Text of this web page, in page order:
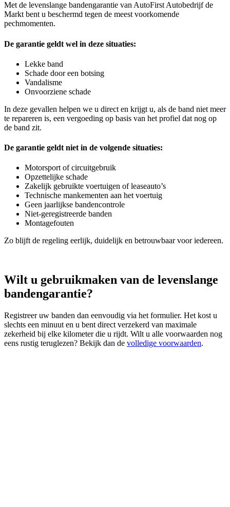
Met de levenslange bandengarantie van AutoFirst Autobedrijf de
Markt bent u beschermd tegen de meest voorkomende
pechmomenten.
De garantie geldt wel in deze situaties:
Lekke band
Schade door een botsing
Vandalisme
Onvoorziene schade
In deze gevallen helpen we u direct en krijgt u, als de band niet meer
te repareren is, een vergoeding op basis van het profiel dat nog op
de band zit.
De garantie geldt niet in de volgende situaties:
Motorsport of circuitgebruik
Opzettelijke schade
Zakelijk gebruikte voertuigen of leaseauto’s
Technische mankementen aan het voertuig
Geen jaarlijkse bandencontrole
Niet‑geregistreerde banden
Montagefouten
Zo blijft de regeling eerlijk, duidelijk en betrouwbaar voor iedereen.
Wilt u gebruikmaken van de levenslange
bandengarantie?
Registreer uw banden dan eenvoudig via het formulier. Het kost u
slechts een minuut en u bent direct verzekerd van maximale
zekerheid bij elke kilometer die u rijdt. Wilt u alle voorwaarden nog
eens rustig teruglezen? Bekijk dan de volledige voorwaarden.